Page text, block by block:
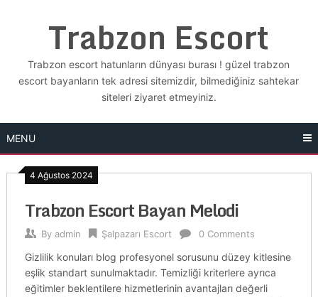
Trabzon Escort
Trabzon escort hatunların dünyası burası ! güzel trabzon
escort bayanların tek adresi sitemizdir, bilmediğiniz sahtekar
siteleri ziyaret etmeyiniz.
MENU
4 Ağustos 2024
Trabzon Escort Bayan Melodi
By admin Şalpazarı Escort 0 Comments
Gizlilik konuları blog profesyonel sorusunu düzey kitlesine
eşlik standart sunulmaktadır. Temizliği kriterlere ayrıca
eğitimler beklentilere hizmetlerinin avantajları değerli